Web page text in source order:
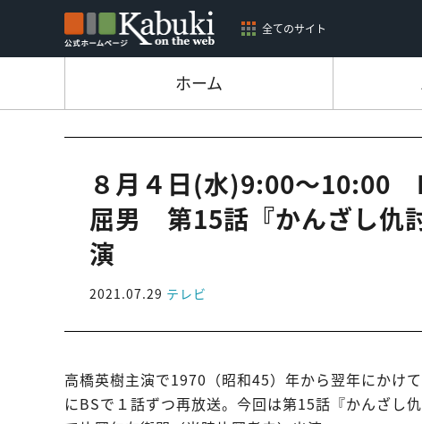
全てのサイト
ホーム
８月４日(水)9:00～10:00
屈男 第15話『かんざし仇
演
2021.07.29 テレビ
高橋英樹主演で1970（昭和45）年から翌年にかけ
にBSで１話ずつ再放送。今回は第15話『かんざし